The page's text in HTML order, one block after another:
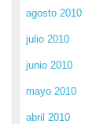
agosto 2010
julio 2010
junio 2010
mayo 2010
abril 2010